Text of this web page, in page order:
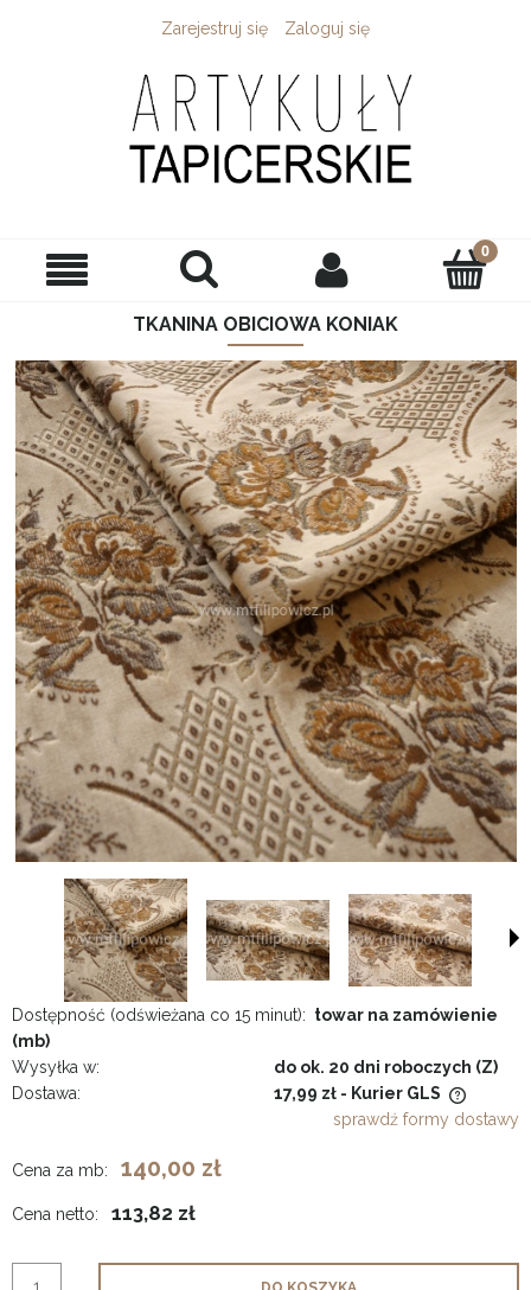
Zarejestruj się Zaloguj się
TKANINA OBICIOWA KONIAK
Dostępność (odświeżana co 15 minut): towar na zamówienie
(mb)
Wysyłka w:
do ok. 20 dni roboczych (Z)
Dostawa:
17,99 zł - Kurier GLS
Cena nie zawiera ewentualnych kosztów płatności
sprawdź formy dostawy
Cena za mb: 140,00 zł
Cena netto: 113,82 zł